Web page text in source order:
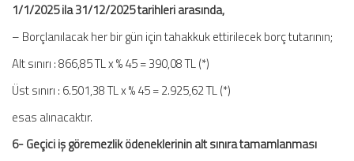
1/1/2025 ila 31/12/2025 tarihleri arasında,
– Borçlanılacak her bir gün için tahakkuk ettirilecek borç tutarının;
Alt sınırı : 866,85 TL x % 45 = 390,08 TL (*)
Üst sınırı : 6.501,38 TL x % 45 = 2.925,62 TL (*)
esas alınacaktır.
6- Geçici iş göremezlik ödeneklerinin alt sınıra tamamlanması